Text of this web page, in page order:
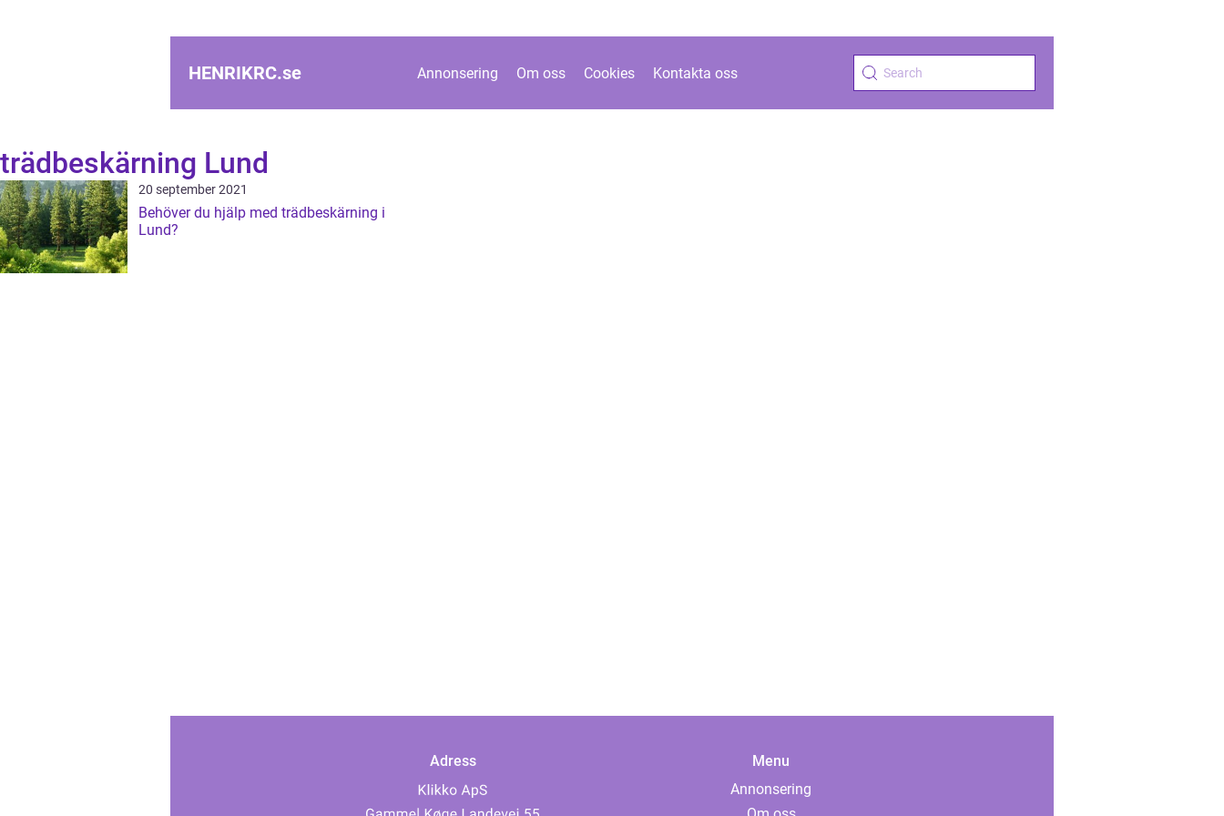
HENRIKRC.se Annonsering Om oss Cookies Kontakta oss
trädbeskärning Lund
20 september 2021
Behöver du hjälp med trädbeskärning i
Lund?
Adress
Menu
Annonsering